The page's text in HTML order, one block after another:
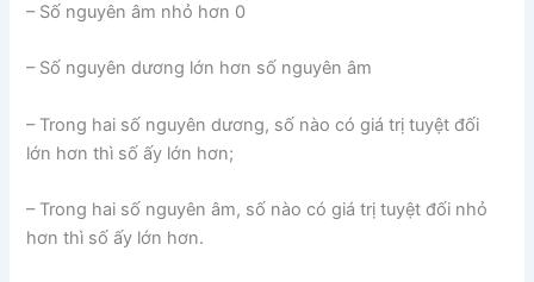
– Số nguyên âm nhỏ hơn 0
– Số nguyên dương lớn hơn số nguyên âm
– Trong hai số nguyên dương, số nào có giá trị tuyệt đối
lớn hơn thì số ấy lớn hơn;
– Trong hai số nguyên âm, số nào có giá trị tuyệt đối nhỏ
hơn thì số ấy lớn hơn.